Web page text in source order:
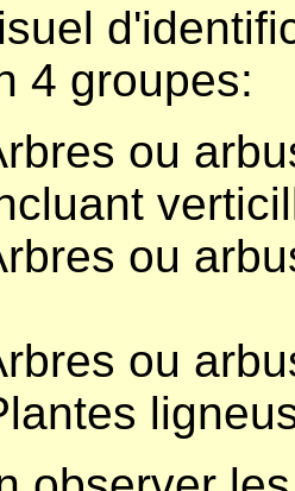
4 groupes:
ou
ou
ou